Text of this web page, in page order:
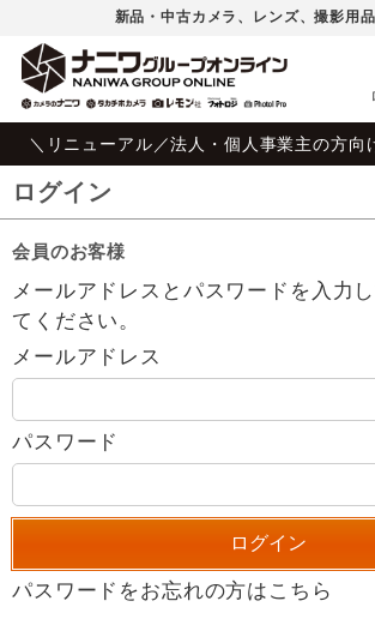
新品・中古カメラ、レンズ、撮影用
＼リニューアル／法人・個人事業主の方向
ログイン
会員のお客様
メールアドレスとパスワードを入力
てください。
メールアドレス
パスワード
パスワードをお忘れの方はこちら